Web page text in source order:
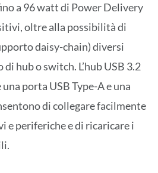
a 96 watt di Power Delivery
oltre alla possibilità di
daisy-chain) diversi
hub o switch. L’hub USB 3.2
porta USB Type-A e una
di collegare facilmente
e periferiche e di ricaricare i